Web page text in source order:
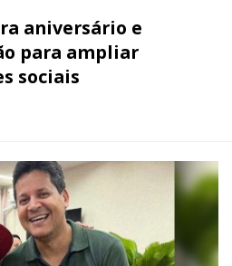
aniversário e
para ampliar
sociais